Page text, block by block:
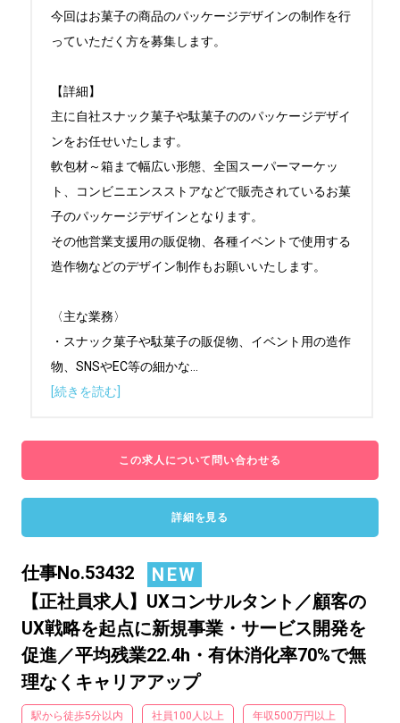
今回はお菓子の商品のパッケージデザインの制作を行
っていただく方を募集します。
【詳細】
主に自社スナック菓子や駄菓子ののパッケージデザイ
ンをお任せいたします。
軟包材～箱まで幅広い形態、全国スーパーマーケッ
ト、コンビニエンスストアなどで販売されているお菓
子のパッケージデザインとなります。
その他営業支援用の販促物、各種イベントで使用する
造作物などのデザイン制作もお願いいたします。
〈主な業務〉
・スナック菓子や駄菓子の販促物、イベント用の造作
物、SNSやEC等の細かな
[続きを読む]
この求人について問い合わせる
詳細を見る
仕事No.53432
NEW
【正社員求人】UXコンサルタント／顧客の
UX戦略を起点に新規事業・サービス開発を
促進／平均残業22.4h・有休消化率70%で無
理なくキャリアアップ
駅から徒歩5分以内 社員100人以上 年収500万円以上